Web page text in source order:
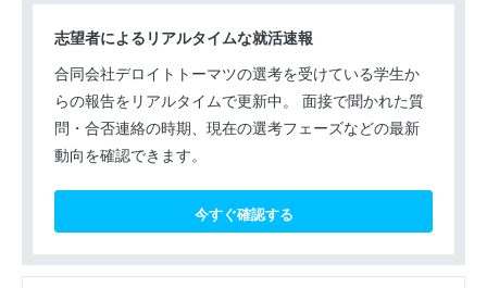
志望者によるリアルタイムな就活速報
合同会社デロイトトーマツの選考を受けている学生か
らの報告をリアルタイムで更新中。 面接で聞かれた質
問・合否連絡の時期、現在の選考フェーズなどの最新
動向を確認できます。
今すぐ確認する